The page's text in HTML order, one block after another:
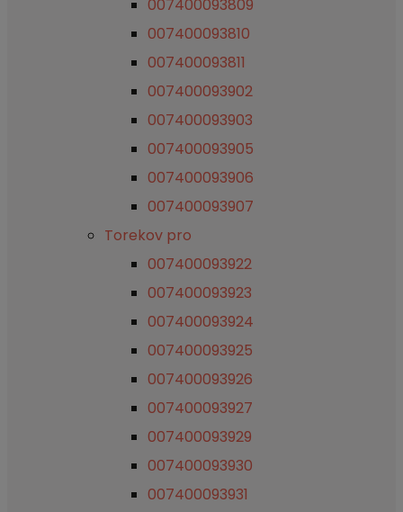
007400093809
007400093810
007400093811
007400093902
007400093903
007400093905
007400093906
007400093907
Torekov pro
007400093922
007400093923
007400093924
007400093925
007400093926
007400093927
007400093929
007400093930
007400093931